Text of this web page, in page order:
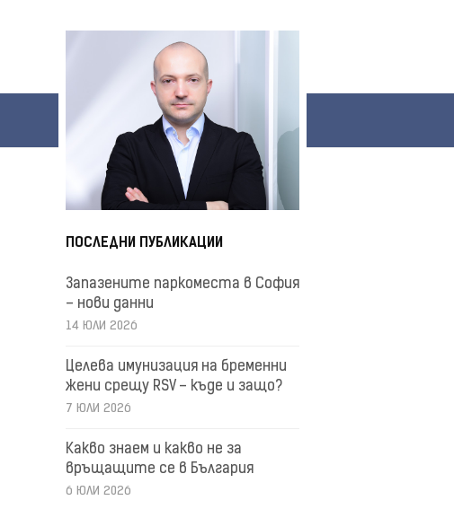
ПОСЛЕДНИ ПУБЛИКАЦИИ
Запазените паркоместа в София
– нови данни
14 ЮЛИ 2026
Целева имунизация на бременни
жени срещу RSV – къде и защо?
7 ЮЛИ 2026
Какво знаем и какво не за
връщащите се в България
6 ЮЛИ 2026